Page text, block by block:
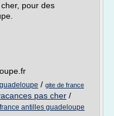
pour des
/ gite de france
pas cher /
france antilles guadeloupe